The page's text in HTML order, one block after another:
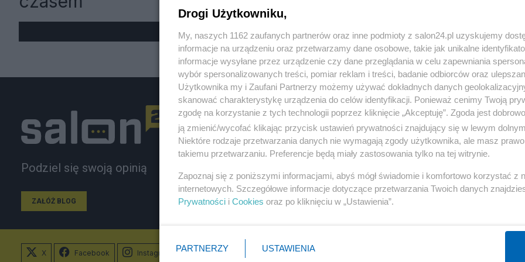
« WRÓĆ DO NOTKI
Podziel się swoją opinią
ZAŁÓŻ BLOG
Polityka
PiS
Rząd
NATO
KO
Gospodarka
Biznes
Pieniądze
Inwestycje
Podatki
X Facebook Instagram
Drogi Użytkowniku,
My, naszych 1162 zaufanych partnerów oraz inne podmioty z salon24.pl uzyskujemy
informacje na urządzeniu oraz przetwarzamy dane osobowe, takie jak unikalne
informacje wysyłane przez urządzenie czy dane przeglądania w celu zapewniania
wybór spersonalizowanych treści, pomiar reklam i treści, badanie odbiorców oraz
Użytkownika my i Zaufani Partnerzy możemy używać dokładnych danych
skanować charakterystykę urządzenia do celów identyfikacji. Ponieważ cenimy Twoją
zgodę na korzystanie z tych technologii poprzez kliknięcie „Akceptuję”. Zgoda jest
ją zmienić/wycofać klikając przycisk ustawień prywatności znajdujący się w lewym
Niektóre rodzaje przetwarzania danych nie wymagają zgody użytkownika, ale masz
takiemu przetwarzaniu. Preferencje będą miały zastosowania tylko na tej witrynie.
Zapoznaj się z poniższymi informacjami, abyś mógł świadomie i komfortowo korzystać z
internetowych. Szczegółowe informacje dotyczące przetwarzania Twoich danych
Prywatności i Cookies oraz po kliknięciu w „Ustawienia”.
PARTNERZY USTAWIENIA